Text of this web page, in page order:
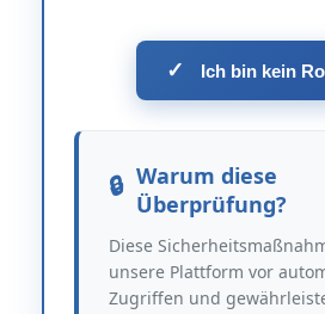
✓ Ich bin kein
Warum diese
Überprüfung?
Diese
unsere Plattform vor
Zugriffen und